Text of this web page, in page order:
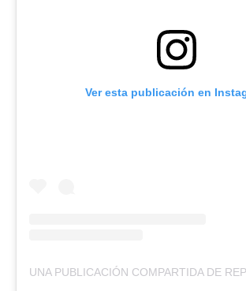
Ver esta publicación en